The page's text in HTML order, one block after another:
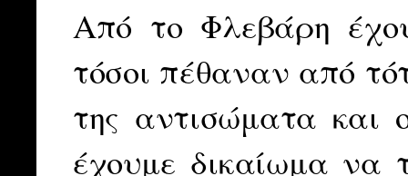
Από το Φλεβάρη
τόσοι πέθαναν από
της αντισώματα και
έχουμε δικαίωμα να